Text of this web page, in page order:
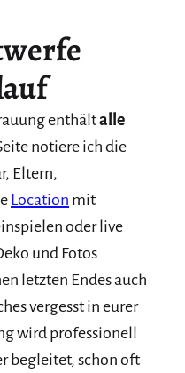
enthältalle
notiere ich die
Eltern,
Location mit
oder live
und Fotos
letzten Endes auch
vergesst in eurer
wird professionell
begleitet, schon oft